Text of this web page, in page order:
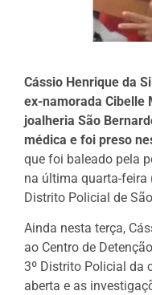
Cássio Henrique da
ex-namorada Cibelle
joalheria São
médica e foi preso
que foi baleado pela
na última quarta-feira
Distrito Policial de
Ainda nesta terça,
ao Centro de
3º Distrito Policial da
aberta e as